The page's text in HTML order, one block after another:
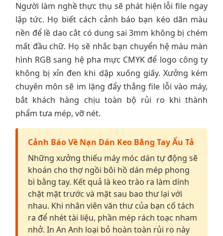
Người làm nghề thực thụ sẽ phát hiện lỗi file ngay
lập tức. Họ biết cách cảnh báo bạn kéo dãn màu
nền để lề dao cắt có dung sai 3mm không bị chém
mất đầu chữ. Họ sẽ nhắc bạn chuyển hệ màu màn
hình RGB sang hệ pha mực CMYK để logo công ty
không bị xỉn đen khi dập xuống giấy. Xưởng kém
chuyên môn sẽ im lặng đẩy thẳng file lỗi vào máy,
bắt khách hàng chịu toàn bộ rủi ro khi thành
phẩm tưa mép, vỡ nét.
Cảnh Báo Về Nạn Dán Keo Bằng Tay Ẩu Tả
Những xưởng thiếu máy móc dán tự động sẽ
khoán cho thợ ngồi bôi hồ dán mép phong
bì bằng tay. Kết quả là keo trào ra làm dính
chặt mặt trước và mặt sau bao thư lại với
nhau. Khi nhân viên văn thư của bạn cố tách
ra để nhét tài liệu, phần mép rách toạc nham
nhở. In An Anh loại bỏ hoàn toàn rủi ro này